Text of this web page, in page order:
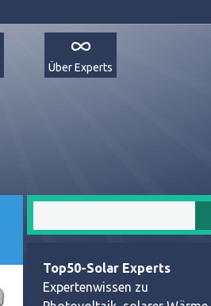
Über Experts
Top50-Solar Experts
Expertenwissen zu